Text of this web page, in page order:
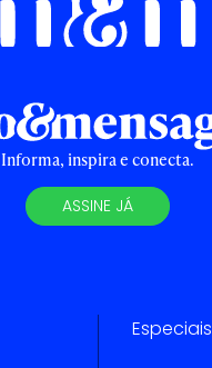
Informa, inspira e conecta.
ASSINE JÁ
Especiais